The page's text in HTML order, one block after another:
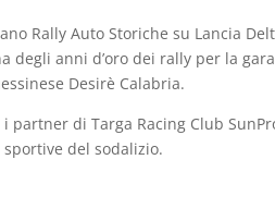
Rally Auto Storiche su Lancia
degli anni d’oro dei rally per la
Desirè Calabria.
di Targa Racing Club
del sodalizio.